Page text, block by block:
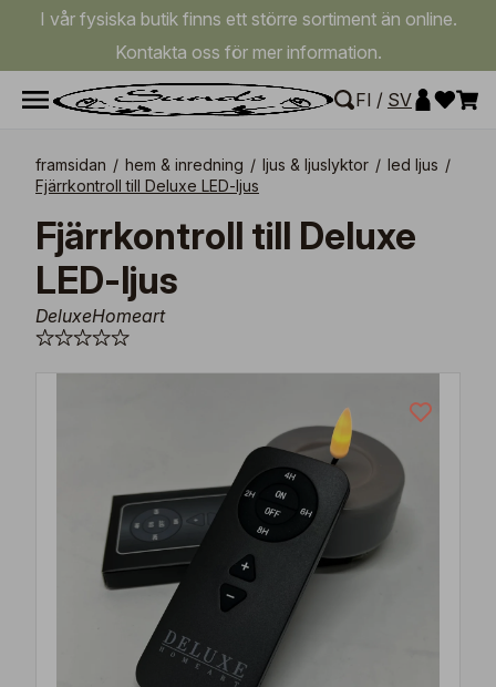
I vår fysiska butik finns ett större sortiment än online.
Kontakta oss för mer information.
FI / SV
framsidan / hem & inredning / ljus & ljuslyktor / led ljus /
Fjärrkontroll till Deluxe LED-ljus
Fjärrkontroll till Deluxe
LED-ljus
DeluxeHomeart